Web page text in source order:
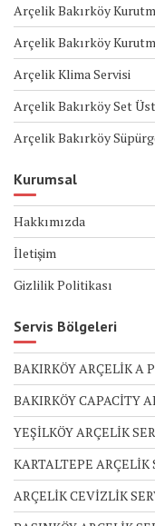
Arçelik Bakırköy
Arçelik Bakırköy
Arçelik Klima Servisi
Arçelik Bakırköy Set
Arçelik Bakırköy
Kurumsal
Hakkımızda
İletişim
Gizlilik Politikası
Servis Bölgeleri
BAKIRKÖY ARÇELİK A
BAKIRKÖY CAPACİTY
YEŞİLKÖY ARÇELİK
KARTALTEPE ARÇELİK
ARÇELİK CEVİZLİK